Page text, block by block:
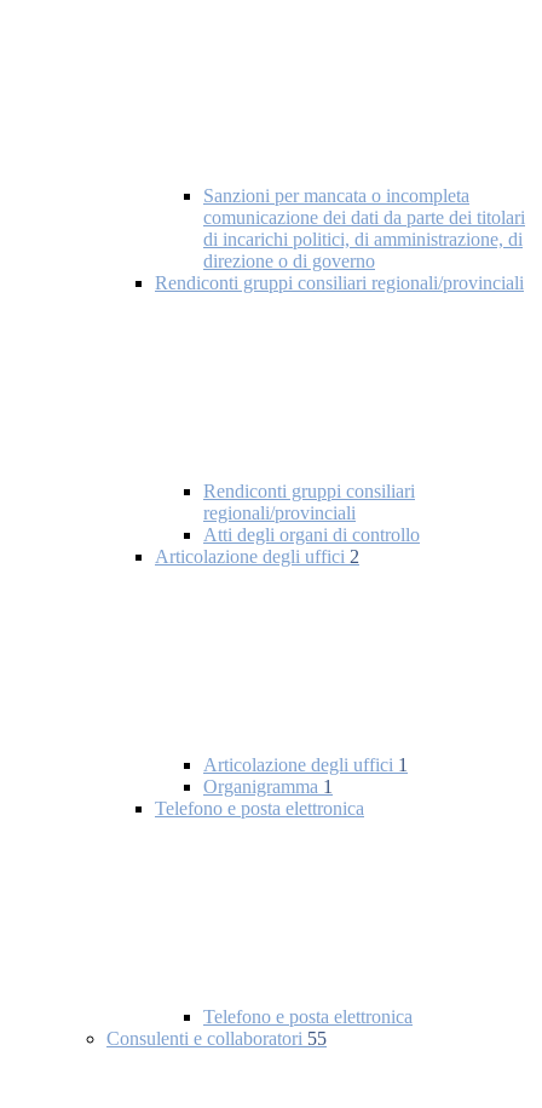
Sanzioni per mancata o incompleta
comunicazione dei dati da parte dei titolari
di incarichi politici, di amministrazione, di
direzione o di governo
Rendiconti gruppi consiliari regionali/provinciali
Rendiconti gruppi consiliari
regionali/provinciali
Atti degli organi di controllo
Articolazione degli uffici 2
Articolazione degli uffici 1
Organigramma 1
Telefono e posta elettronica
Telefono e posta elettronica
Consulenti e collaboratori 55